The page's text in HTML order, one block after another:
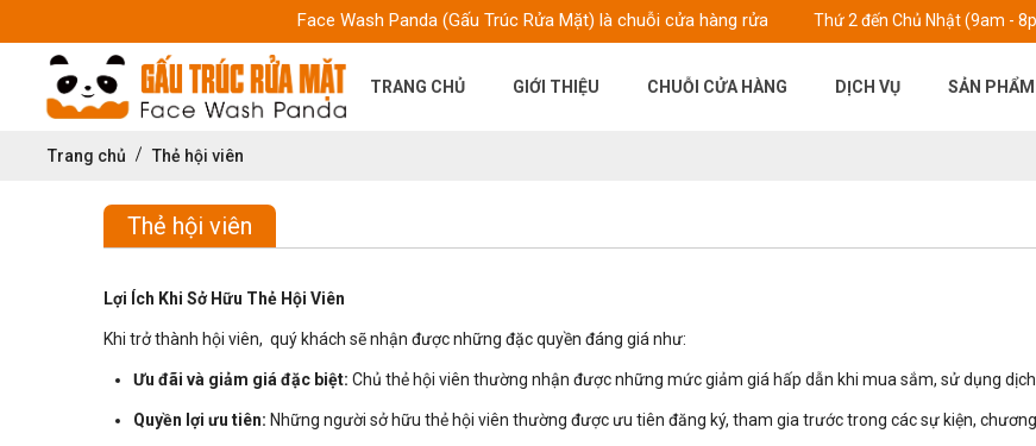
Face Wash Panda (Gấu Trúc Rửa Mặt) là chuỗi cửa hàng rửa mặt công nghệ, chăm sóc da chuyên nghiệp lần đầu
Thứ 2 đến Chủ Nhật (9am -
TRANG CHỦ GIỚI THIỆU CHUỖI CỬA HÀNG DỊCH VỤ SẢN PHẨM
Trang chủ Thẻ hội viên
Thẻ hội viên
Lợi Ích Khi Sở Hữu Thẻ Hội Viên
Khi trở thành hội viên, quý khách sẽ nhận được những đặc quyền đáng giá như:
Ưu đãi và giảm giá đặc biệt: Chủ thẻ hội viên thường nhận được những mức giảm giá hấp dẫn khi mua sắm, sử dụng
Quyền lợi ưu tiên: Những người sở hữu thẻ hội viên thường được ưu tiên đăng ký, tham gia trước trong các sự kiện,